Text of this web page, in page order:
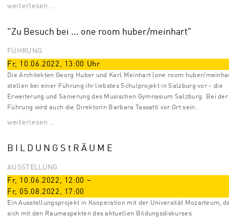
weiterlesen …
"Zu Besuch bei ... one room huber/meinhart"
FÜHRUNG
Fr, 10.06.2022, 13:00 Uhr
Die Architekten Georg Huber und Karl Meinhart (one room huber/
stellen bei einer Führung ihr liebstes Schulprojekt in Salzburg vor - die
Erweiterung und Sanierung des Musischen Gymnasium Salzburg. Bei der
Führung wird auch die Direktorin Barbara Tassatti vor Ort sein.
weiterlesen …
B I L D U N G S t R Ä U M E
AUSSTELLUNG
Fr, 10.06.2022, 12:00 –
Fr, 05.08.2022, 17:00
Ein Ausstellungsprojekt in Kooperation mit der Universität Mozarteum,
sich mit den Raumaspekten des aktuellen Bildungsdiskurses